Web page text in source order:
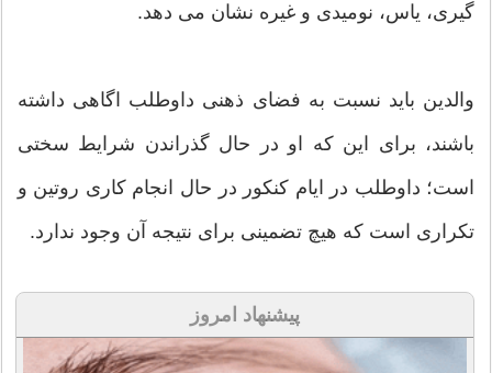
گیری، یاس، نومیدی و غیره نشان می دهد.
والدین باید نسبت به فضای ذهنی داوطلب اگاهی داشته
باشند، برای این که او در حال گذراندن شرایط سختی
است؛ داوطلب در ایام کنکور در حال انجام کاری روتین و
تکراری است که هیچ تضمینی برای نتیجه آن وجود ندارد.
پیشنهاد امروز